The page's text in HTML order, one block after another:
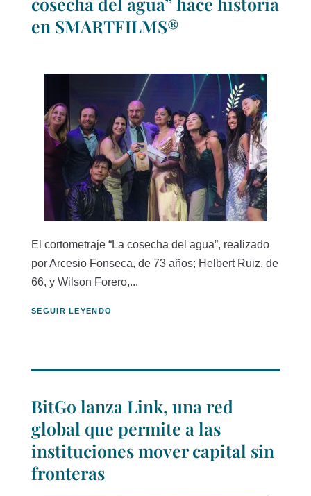
en SMARTFILMS®
El cortometraje “La cosecha del agua”, realizado
por Arcesio Fonseca, de 73 años; Helbert Ruiz, de
66, y Wilson Forero,...
SEGUIR LEYENDO
BitGo lanza Link, una red
global que permite a las
instituciones mover capital sin
fronteras